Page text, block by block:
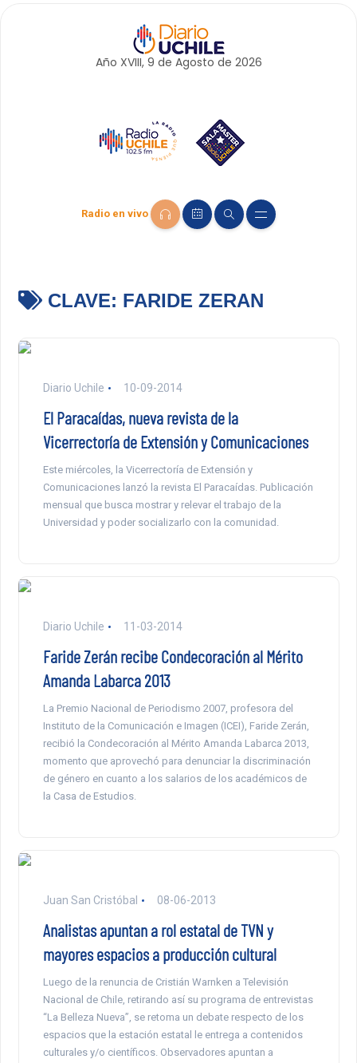
Año XVIII, 9 de Agosto de 2026
Radio en vivo
CLAVE: FARIDE ZERAN
Diario Uchile 10-09-2014
El Paracaídas, nueva revista de la
Vicerrectoría de Extensión y Comunicaciones
Este miércoles, la Vicerrectoría de Extensión y
Comunicaciones lanzó la revista El Paracaídas. Publicación
mensual que busca mostrar y relevar el trabajo de la
Universidad y poder socializarlo con la comunidad.
Diario Uchile 11-03-2014
Faride Zerán recibe Condecoración al Mérito
Amanda Labarca 2013
La Premio Nacional de Periodismo 2007, profesora del
Instituto de la Comunicación e Imagen (ICEI), Faride Zerán,
recibió la Condecoración al Mérito Amanda Labarca 2013,
momento que aprovechó para denunciar la discriminación
de género en cuanto a los salarios de los académicos de
la Casa de Estudios.
Juan San Cristóbal 08-06-2013
Analistas apuntan a rol estatal de TVN y
mayores espacios a producción cultural
Luego de la renuncia de Cristián Warnken a Televisión
Nacional de Chile, retirando así su programa de entrevistas
“La Belleza Nueva”, se retoma un debate respecto de los
espacios que la estación estatal le entrega a contenidos
culturales y/o científicos. Observadores apuntan a